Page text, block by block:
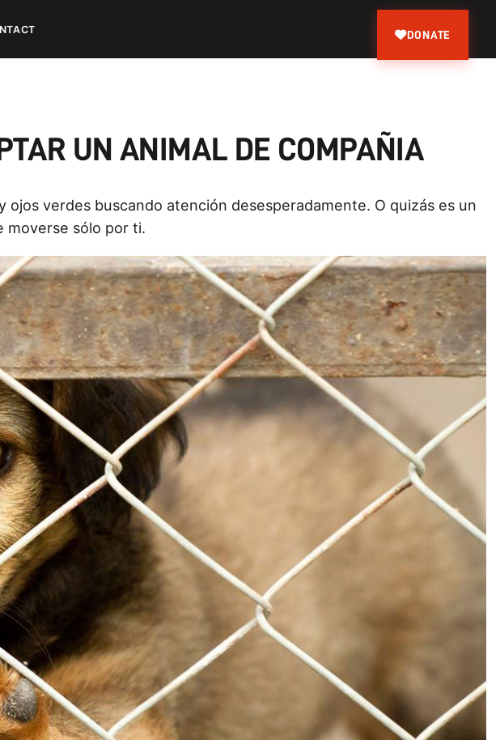
DONATE
UN ANIMAL DE COMPAÑIA
verdes buscando atención desesperadamente. O quizás es un
moverse sólo por ti.